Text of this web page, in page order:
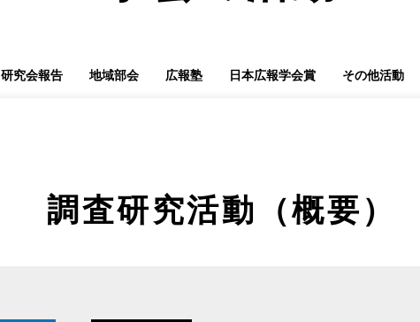
調査研究活動（概要）
研究会報告 地域部会 広報塾 日本広報学会賞 その他活動